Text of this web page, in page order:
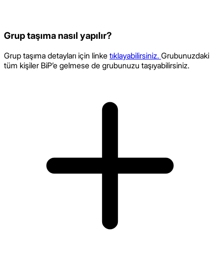
Grup taşıma nasıl yapılır?
Grup taşıma detayları için linke tıklayabilirsiniz. Grubunuzdaki
tüm kişiler BiP’e gelmese de grubunuzu taşıyabilirsiniz.